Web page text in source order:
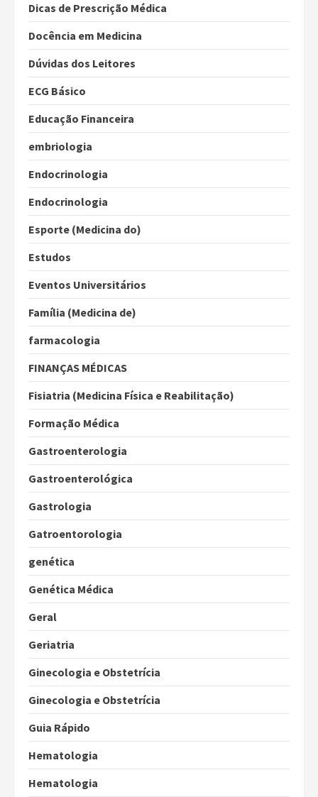
Dicas de Prescrição Médica
Docência em Medicina
Dúvidas dos Leitores
ECG Básico
Educação Financeira
embriologia
Endocrinologia
Endocrinologia
Esporte (Medicina do)
Estudos
Eventos Universitários
Família (Medicina de)
farmacologia
FINANÇAS MÉDICAS
Fisiatria (Medicina Física e Reabilitação)
Formação Médica
Gastroenterologia
Gastroenterológica
Gastrologia
Gatroentorologia
genética
Genética Médica
Geral
Geriatria
Ginecologia e Obstetrícia
Ginecologia e Obstetrícia
Guia Rápido
Hematologia
Hematologia